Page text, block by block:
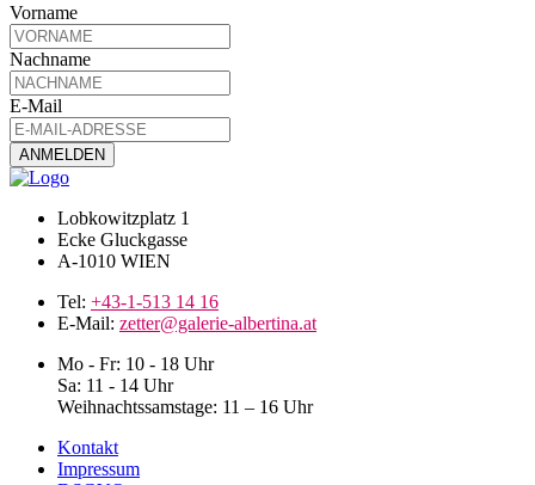
Vorname
Nachname
E-Mail
Lobkowitzplatz 1
Ecke Gluckgasse
A-1010 WIEN
Tel: +43-1-513 14 16
E-Mail: zetter@galerie-albertina.at
Mo - Fr: 10 - 18 Uhr
Sa: 11 - 14 Uhr
Weihnachtssamstage: 11 – 16 Uhr
Kontakt
Impressum